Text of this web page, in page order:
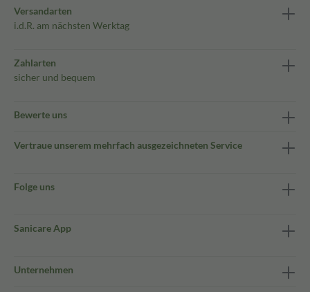
Versandarten
i.d.R. am nächsten Werktag
Zahlarten
sicher und bequem
Bewerte uns
Vertraue unserem mehrfach ausgezeichneten Service
Folge uns
Sanicare App
Unternehmen